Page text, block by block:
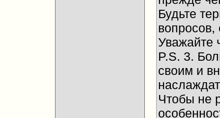
Будьте
вопросов,
Уважайте
P.S. 3.
своим и
Чтобы не